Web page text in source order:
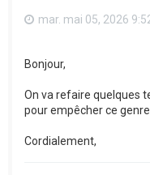
mar. mai 05, 2026
Bonjour,
On va refaire quelques
pour empêcher ce
Cordialement,